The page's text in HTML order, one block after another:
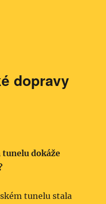
dopravy
tunelu dokáže
tunelu stala